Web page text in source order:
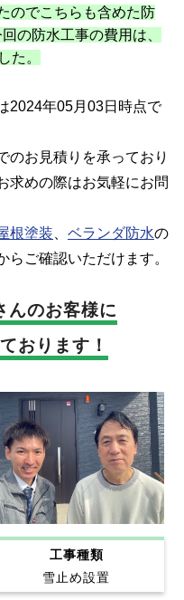
のでこちらも含めた防
の防水工事の費用は、
た。
2024年05月03日時点で
お見積りを承っており
求めの際はお気軽にお問
根塗装 ベランダ防水の
ご確認いただけます。
んのお客様に
おります！
工事種類
雪止め設置